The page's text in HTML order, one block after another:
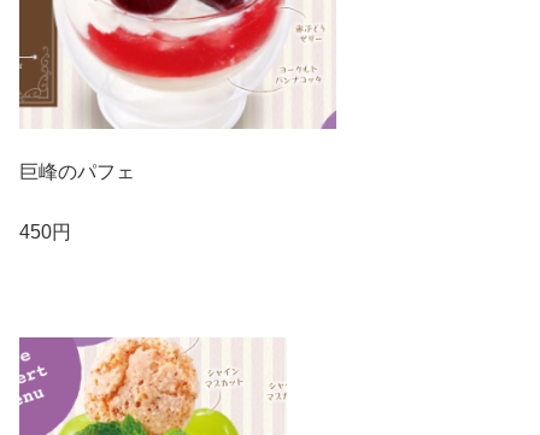
巨峰のパフェ
450円